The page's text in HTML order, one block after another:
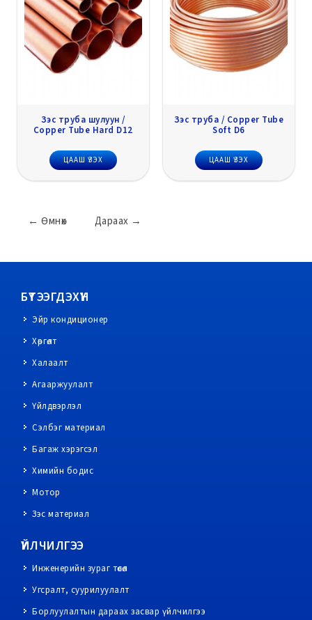
Зэс труба шулуун /
Copper Tube Hard D12
ЦААШ ҮЗЭХ
Зэс труба / Copper Tube
Soft D6
ЦААШ ҮЗЭХ
← Өмнөх Дараах →
БҮТЭЭГДЭХҮҮН
Эйр кондиционер
Хөргөлт
Халаалт
Агааржуулалт
Үйлдвэрлэл
Сэлбэг материал
Багаж хэрэгсэл
Химийн бодис
Мотор
Зэс материал
ҮЙЛЧИЛГЭЭ
Инженерийн зураг төсөл
Угсралт, суурилуулалт
Борлуулалтын дараах засвар үйлчилгээ